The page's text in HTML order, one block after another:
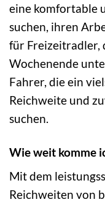
eine komfortable
suchen, ihren
für Freizeitradler,
Wochenende
Fahrer, die ein
Reichweite und
suchen.
Wie weit komme
Mit dem
Reichweiten von